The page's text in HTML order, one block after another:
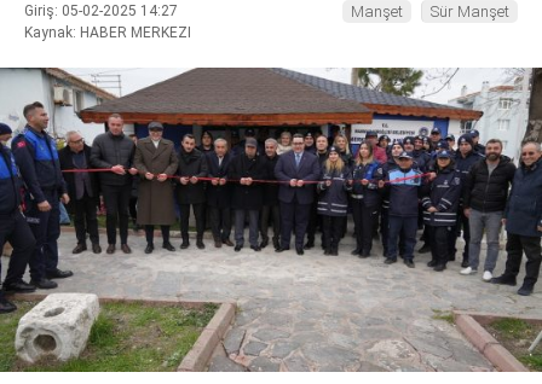
WhatsApp İhbar
Hattı
Facebook
Giriş: 05-02-2025 14:27
Kaynak: HABER MERKEZI
Manşet Sür Manşet